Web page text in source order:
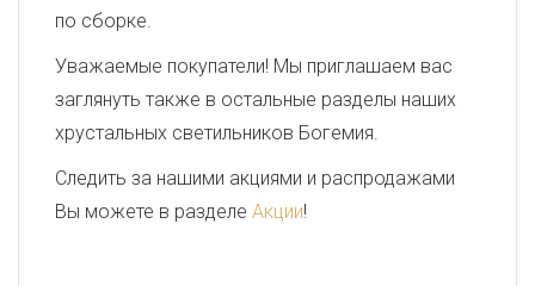
по сборке.
Уважаемые покупатели! Мы приглашаем вас
заглянуть также в остальные разделы наших
хрустальных светильников Богемия.
Следить за нашими акциями и распродажами
Вы можете в разделе Акции!